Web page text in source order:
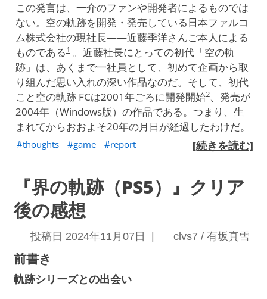
この発言は、一介のファンや開発者によるものでは
ない。空の軌跡を開発・発売している日本ファルコ
ム株式会社の現社長——近藤季洋さんご本人による
ものである1。近藤社長にとっての初代「空の軌
跡」は、あくまで一社員として、初めて企画から取
り組んだ思い入れの深い作品なのだ。そして、初代
こと空の軌跡 FCは2001年ごろに開発開始2、発売が
2004年（Windows版）の作品である。つまり、生
まれてからおおよそ20年の月日が経過したわけだ。
[続きを読む]
thoughts game report
『界の軌跡（PS5）』クリア
後の感想
投稿日 2024年11月07日 | clvs7 / 有坂真雪
前書き
軌跡シリーズとの出会い